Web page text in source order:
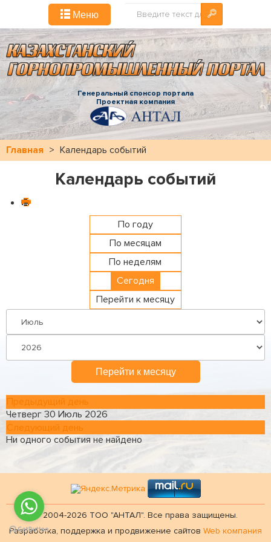
Меню
Генеральный спонсор портала
Проектная компания
Главная > Календарь событий
Календарь событий
По году
По месяцам
По неделям
Сегодня
Перейти к месяцу
Перейти к месяцу
Предыдущий день
Четверг 30 Июль 2026
Следующий день
Ни одного события не найдено
© 2004-2026 ТОО "АНТАЛ". Все права защищены.
Разработка, поддержка и продвижение сайтов Web компания